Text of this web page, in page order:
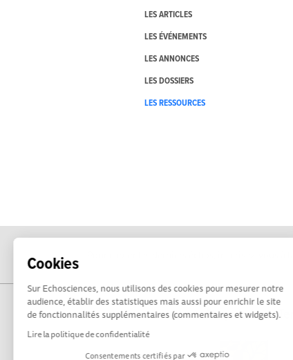
Cookies
Sur Echosciences, nous utilisons des cookies pour mesurer notre
audience, établir des statistiques mais aussi pour enrichir le site
de fonctionnalités supplémentaires (commentaires et widgets).
Lire la politique de confidentialité
Consentements certifiés par
LES ARTICLES
LES ÉVÉNEMENTS
LES ANNONCES
LES DOSSIERS
LES RESSOURCES
Propulsé par